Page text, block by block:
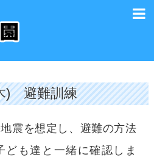
) 避難訓練
震を想定し、避難の方法
ども達と一緒に確認しま